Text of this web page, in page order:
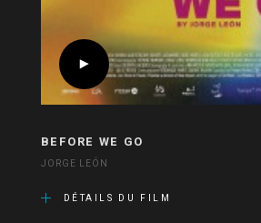
BEFORE WE GO
JORGE LEÓN
DÉTAILS DU FILM